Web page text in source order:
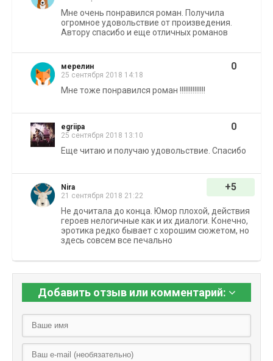
Мне очень понравился роман. Получила
огромное удовольствие от произведения.
Автору спасибо и еще отличных романов
мерелин
25 сентября 2018 14:18
0
Мне тоже понравился роман !!!!!!!!!!!!!!
egriipa
25 сентября 2018 13:10
0
Еще читаю и получаю удовольствие. Спасибо
Nira
21 сентября 2018 21:22
+5
Не дочитала до конца. Юмор плохой, действия
героев нелогичные как и их диалоги. Конечно,
эротика редко бывает с хорошим сюжетом, но
здесь совсем все печально
Добавить отзыв или комментарий: